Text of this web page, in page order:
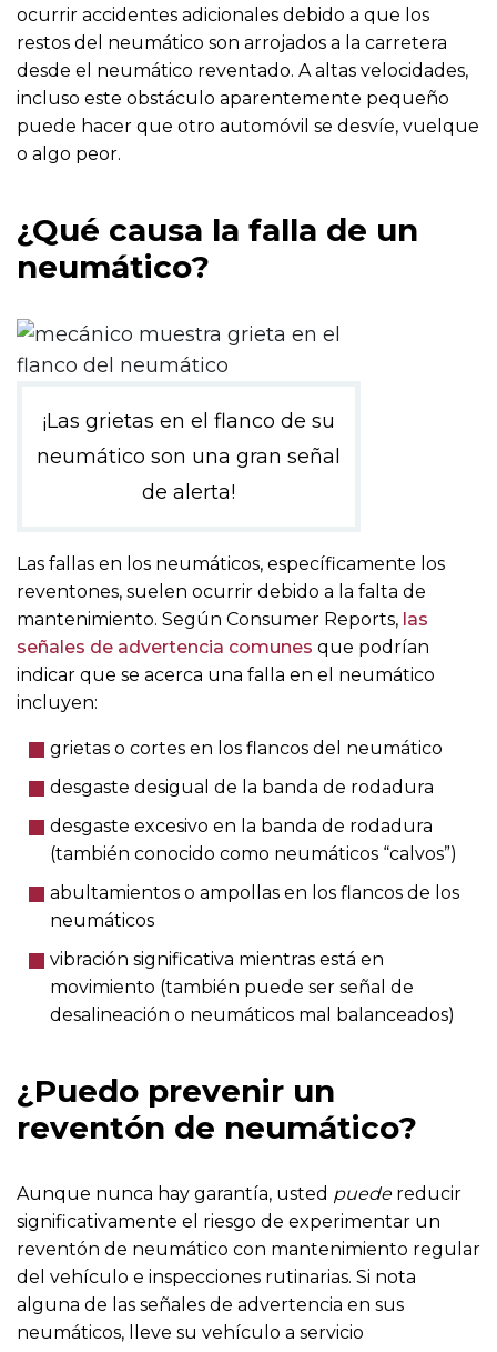
ocurrir accidentes adicionales debido a que los
restos del neumático son arrojados a la carretera
desde el neumático reventado. A altas velocidades,
incluso este obstáculo aparentemente pequeño
puede hacer que otro automóvil se desvíe, vuelque
o algo peor.
¿Qué causa la falla de un
neumático?
¡Las grietas en el flanco de su
neumático son una gran señal
de alerta!
Las fallas en los neumáticos, específicamente los
reventones, suelen ocurrir debido a la falta de
mantenimiento. Según Consumer Reports, las
señales de advertencia comunes que podrían
indicar que se acerca una falla en el neumático
incluyen:
grietas o cortes en los flancos del neumático
desgaste desigual de la banda de rodadura
desgaste excesivo en la banda de rodadura
(también conocido como neumáticos “calvos”)
abultamientos o ampollas en los flancos de los
neumáticos
vibración significativa mientras está en
movimiento (también puede ser señal de
desalineación o neumáticos mal balanceados)
¿Puedo prevenir un
reventón de neumático?
Aunque nunca hay garantía, usted puedereducir
significativamente el riesgo de experimentar un
reventón de neumático con mantenimiento regular
del vehículo e inspecciones rutinarias. Si nota
alguna de las señales de advertencia en sus
neumáticos, lleve su vehículo a servicio